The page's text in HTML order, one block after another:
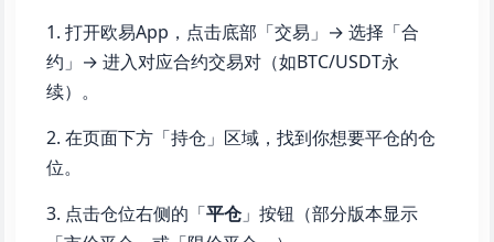
打开欧易App，点击底部「交易」→ 选择「合
约」→ 进入对应合约交易对（如BTC/USDT永
续）。
在页面下方「持仓」区域，找到你想要平仓的仓
位。
点击仓位右侧的「平仓 」按钮（部分版本显示